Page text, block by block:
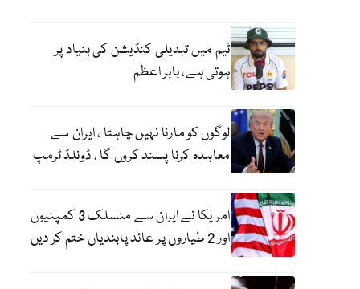
ٹیم میں تبدیلی کنڈیشن کی بنیاد پر
ہوتی ہے، بابر اعظم
لوگوں کو مارنا نہیں چاہتا ، ایران سے
معاہدہ کرنا پسند کروں گا ، ڈونلڈ ٹرمپ
امریکا نے ایران سے منسلک 3 کمپنیوں
اور 2 طیاروں پر عائد پابندیاں ختم کر دیں